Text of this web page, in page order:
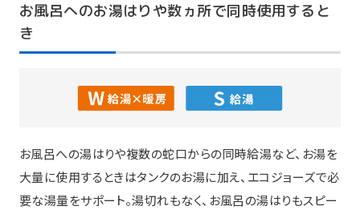
お風呂へのお湯はりや数ヵ所で同時使用すると
き
お風呂への湯はりや複数の蛇口からの同時給湯など、お湯を
大量に使用するときはタンクのお湯に加え、エコジョーズで必
要な湯量をサポート。湯切れもなく、お風呂の湯はりもスピー